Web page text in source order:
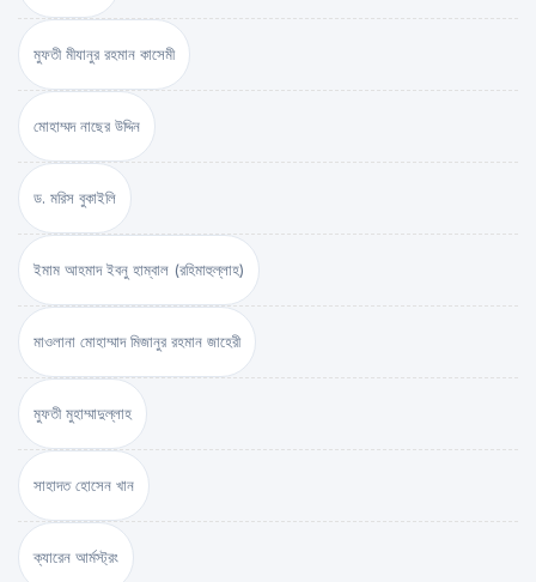
মুফতী মীযানুর রহমান কাসেমী
মোহাম্মদ নাছের উদ্দিন
ড. মরিস বুকাইলি
ইমাম আহমাদ ইবনু হাম্বাল (রহিমাহুল্লাহ)
মাওলানা মোহাম্মাদ মিজানুর রহমান জাহেরী
মুফতী মুহাম্মাদুল্লাহ
সাহাদত হোসেন খান
ক্যারেন আর্মস্ট্রং